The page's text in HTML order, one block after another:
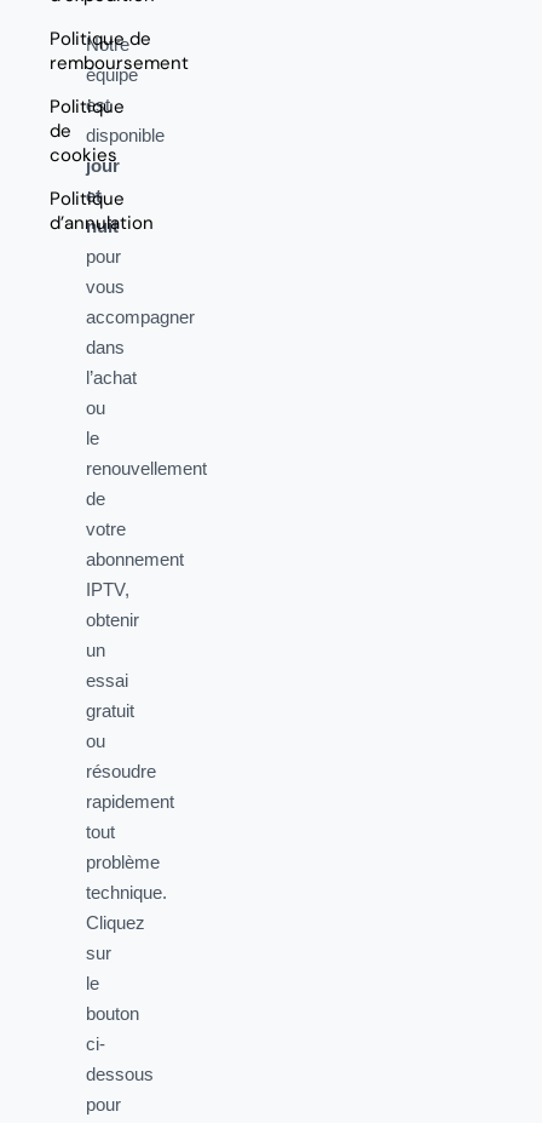
Politique de
remboursement
Politique
de
cookies
Politique
d’annulation
Notre
équipe
est
disponible
jour
et
nuit
pour
vous
accompagner
dans
l’achat
ou
le
renouvellement
de
votre
abonnement
IPTV,
obtenir
un
essai
gratuit
ou
résoudre
rapidement
tout
problème
technique.
Cliquez
sur
le
bouton
ci-
dessous
pour